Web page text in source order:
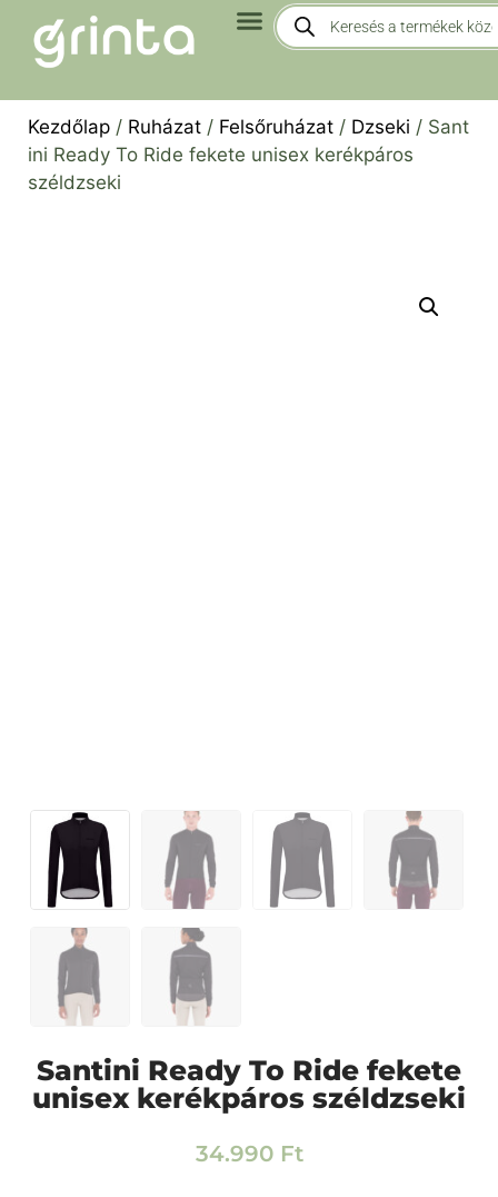
Kezdőlap / Ruházat / Felsőruházat / Dzseki / Sant
ini Ready To Ride fekete unisex kerékpáros
széldzseki
Santini Ready To Ride fekete
unisex kerékpáros széldzseki
34.990 Ft